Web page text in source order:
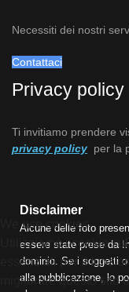
Necessiti dei nostri
Contattaci
Privacy policy
Ti invitiamo prendere
privacy policy per la
Disclaimer
Alcune delle foto
essere state prese da
dominio. Se i soggetti
alla pubblicazione, lo
We use cookies
Utilizziamo i cookie
essenziali per il
migliorare questo sito